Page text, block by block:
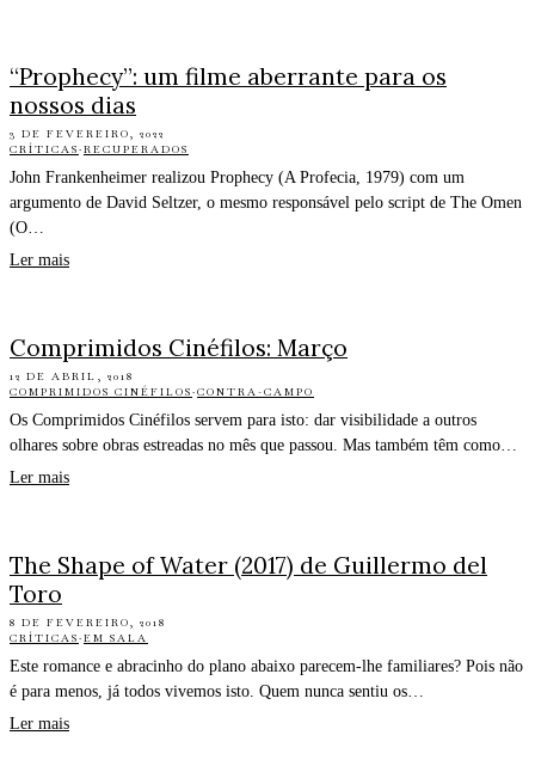
“Prophecy”: um filme aberrante para os
nossos dias
3 DE FEVEREIRO, 2022
CRÍTICAS·RECUPERADOS
John Frankenheimer realizou Prophecy (A Profecia, 1979) com um
argumento de David Seltzer, o mesmo responsável pelo script de The Omen
(O…
Ler mais
Comprimidos Cinéfilos: Março
12 DE ABRIL, 2018
COMPRIMIDOS CINÉFILOS·CONTRA-CAMPO
Os Comprimidos Cinéfilos servem para isto: dar visibilidade a outros
olhares sobre obras estreadas no mês que passou. Mas também têm como…
Ler mais
The Shape of Water (2017) de Guillermo del
Toro
8 DE FEVEREIRO, 2018
CRÍTICAS·EM SALA
Este romance e abracinho do plano abaixo parecem-lhe familiares? Pois não
é para menos, já todos vivemos isto. Quem nunca sentiu os…
Ler mais